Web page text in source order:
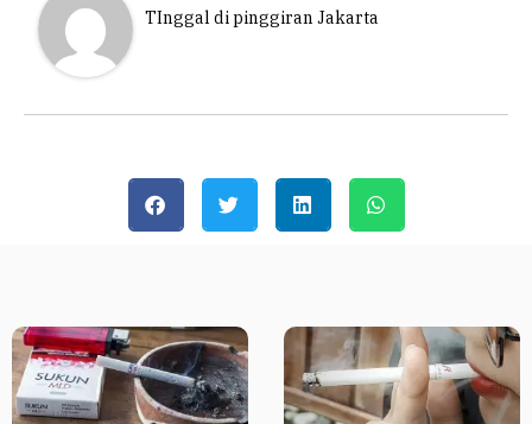
TInggal di pinggiran Jakarta